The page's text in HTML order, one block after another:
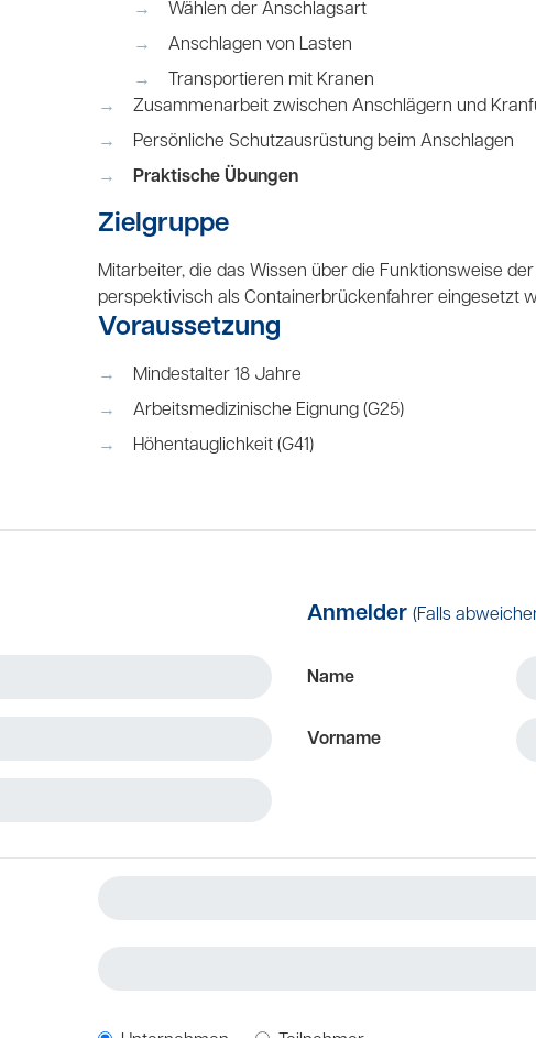
Wählen der Anschlagsart
Anschlagen von Lasten
Transportieren mit Kranen
Zusammenarbeit zwischen Anschlägern und
Persönliche Schutzausrüstung beim Anschlagen
Praktische Übungen
Zielgruppe
Mitarbeiter, die das Wissen über die Funktionsweise
perspektivisch als Containerbrückenfahrer eingesetzt
Voraussetzung
Mindestalter 18 Jahre
Arbeitsmedizinische Eignung (G25)
Höhentauglichkeit (G41)
Anmelder (Falls
Name
Vorname